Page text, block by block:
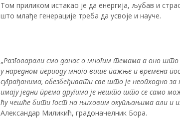
Том приликом истакао је да енергија, љубав и
што млађе генерације треба да усвоје и науче.
„Разговарали смо данас о многим темама а оно што
у наредном периоду много више пажње и времена
суграђанима, обезбеђивати све што је неопходно
имају једни према другима је нешто што се само
ћу чешће бити гост на њиховим окупљањима али и
Александар Миликић, градоначелник Бора.